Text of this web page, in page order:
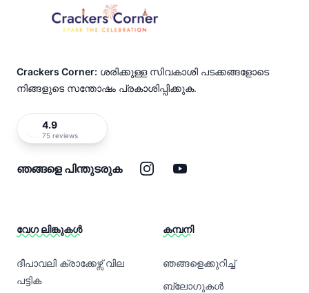
Crackers Corner: ശരിക്കുള്ള സിവകാശി പടക്കങ്ങളോടെ
നിങ്ങളുടെ സന്തോഷം പ്രകാശിപ്പിക്കുക.
4.9
75 reviews
ഞങ്ങളെ പിന്തുടരുക ഇൻസ്റ്റാഗ്രാം
യൂട്യൂബ്
വേഗ ലിങ്കുകൾ
ദീപാവലി ക്രാക്കേഴ്സ് വില
പട്ടിക
കമ്പനി
ഞങ്ങളെക്കുറിച്ച്
ബ്ലോഗുകൾ